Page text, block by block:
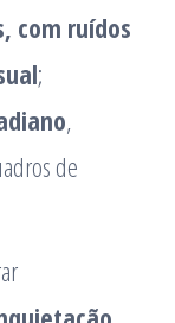
com ruídos
;
,
de